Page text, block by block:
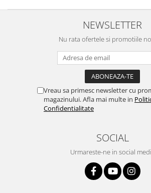
TV, Electronice & Gaming
Accesorii & Periferice
NEWSLETTER
Nu rata ofertele si promotiile
Vreau sa primesc newsletter cu
magazinului. Afla mai multe in
Confidentialitate
SOCIAL
Urmareste-ne in social